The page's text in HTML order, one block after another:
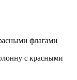
с красными